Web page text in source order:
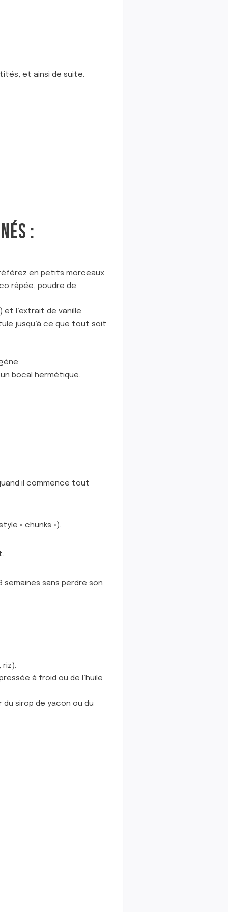
et ainsi de suite.
:
en petits morceaux.
râpée, poudre de
l’extrait de vanille.
jusqu’à ce que tout soit
bocal hermétique.
il commence tout
« chunks »).
semaines sans perdre son
riz).
à froid ou de l’huile
du sirop de yacon ou du